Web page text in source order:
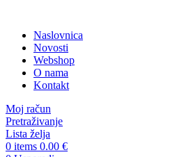
Naslovnica
Novosti
Webshop
O nama
Kontakt
Moj račun
Pretraživanje
Lista želja
0 items 0.00 €